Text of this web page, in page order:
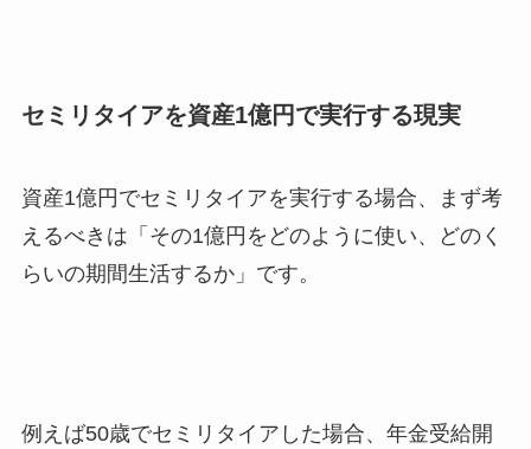
セミリタイアを資産1億円で実行する現実
資産1億円でセミリタイアを実行する場合、まず考
えるべきは「その1億円をどのように使い、どのく
らいの期間生活するか」です。
例えば50歳でセミリタイアした場合、年金受給開